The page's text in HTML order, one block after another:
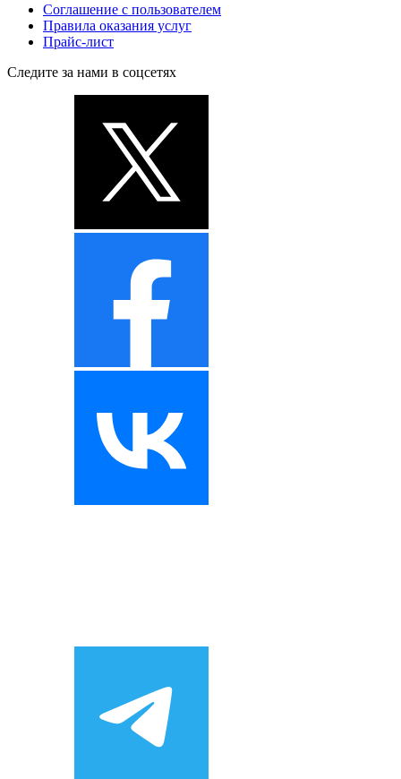
Соглашение с пользователем
Правила оказания услуг
Прайс-лист
Следите за нами в соцсетях